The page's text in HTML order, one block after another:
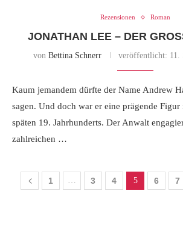
Rezensionen Roman
JONATHAN LEE – DER
von Bettina Schnerr veröffentlicht: 11.
Kaum jemandem dürfte der Name Andrew
sagen. Und doch war er eine prägende
späten 19. Jahrhunderts. Der Anwalt
zahlreichen …
1 … 3 4 5 6 7